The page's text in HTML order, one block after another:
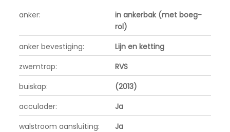
anker:
in ankerbak (met boeg-
rol)
anker bevestiging:
Lijn en ketting
zwemtrap:
RVS
buiskap:
(2013)
acculader:
Ja
walstroom aansluiting:
Ja